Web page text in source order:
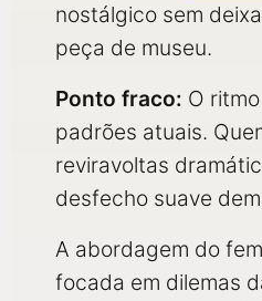
nostálgico sem
peça de museu.
Ponto fraco: O
padrões atuais.
reviravoltas
desfecho suave
A abordagem do
focada em dilemas